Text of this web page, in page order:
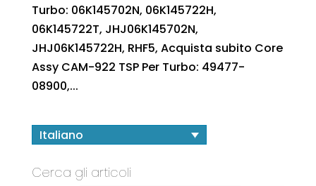
Turbo: 06K145702N, 06K145722H,
06K145722T, JHJ06K145702N,
JHJ06K145722H, RHF5, Acquista subito Core
Assy CAM-922 TSP Per Turbo: 49477-
08900,...
Italiano
Cerca gli articoli